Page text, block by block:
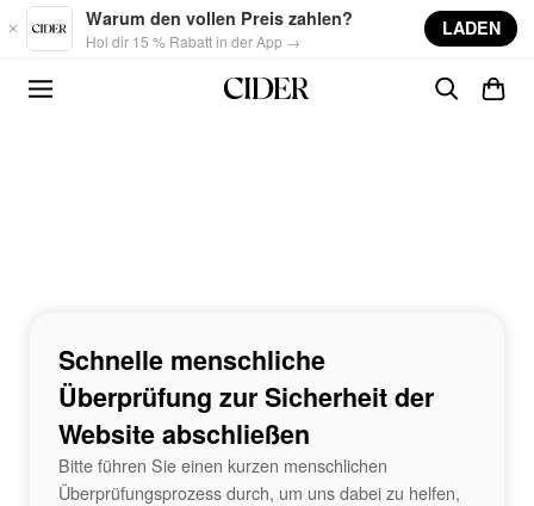
Skip to main content
Warum den vollen Preis zahlen?
Hol dir 15 % Rabatt in der App →
LADEN
Schnelle menschliche
Überprüfung zur Sicherheit der
Website abschließen
Bitte führen Sie einen kurzen menschlichen
Überprüfungsprozess durch, um uns dabei zu helfen,